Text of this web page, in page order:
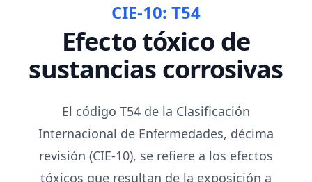
CIE-10: T54
Efecto tóxico de
sustancias corrosivas
El código T54 de la Clasificación
Internacional de Enfermedades, décima
revisión (CIE-10), se refiere a los efectos
tóxicos que resultan de la exposición a